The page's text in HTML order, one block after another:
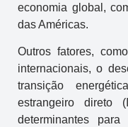
economia global,
das Américas.
Outros fatores,
internacionais, o
transição
estrangeiro direto
determinantes